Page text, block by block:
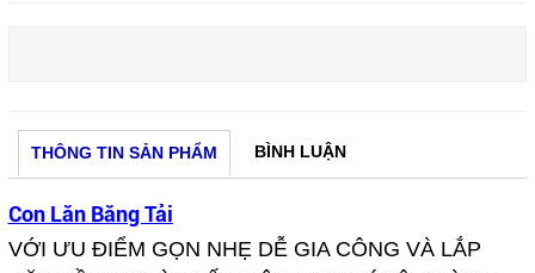
THÔNG TIN SẢN PHẨM BÌNH LUẬN
Con Lăn Băng Tải
VỚI ƯU ĐIỂM GỌN NHẸ DỄ GIA CÔNG VÀ LẮP